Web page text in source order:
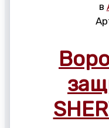
в